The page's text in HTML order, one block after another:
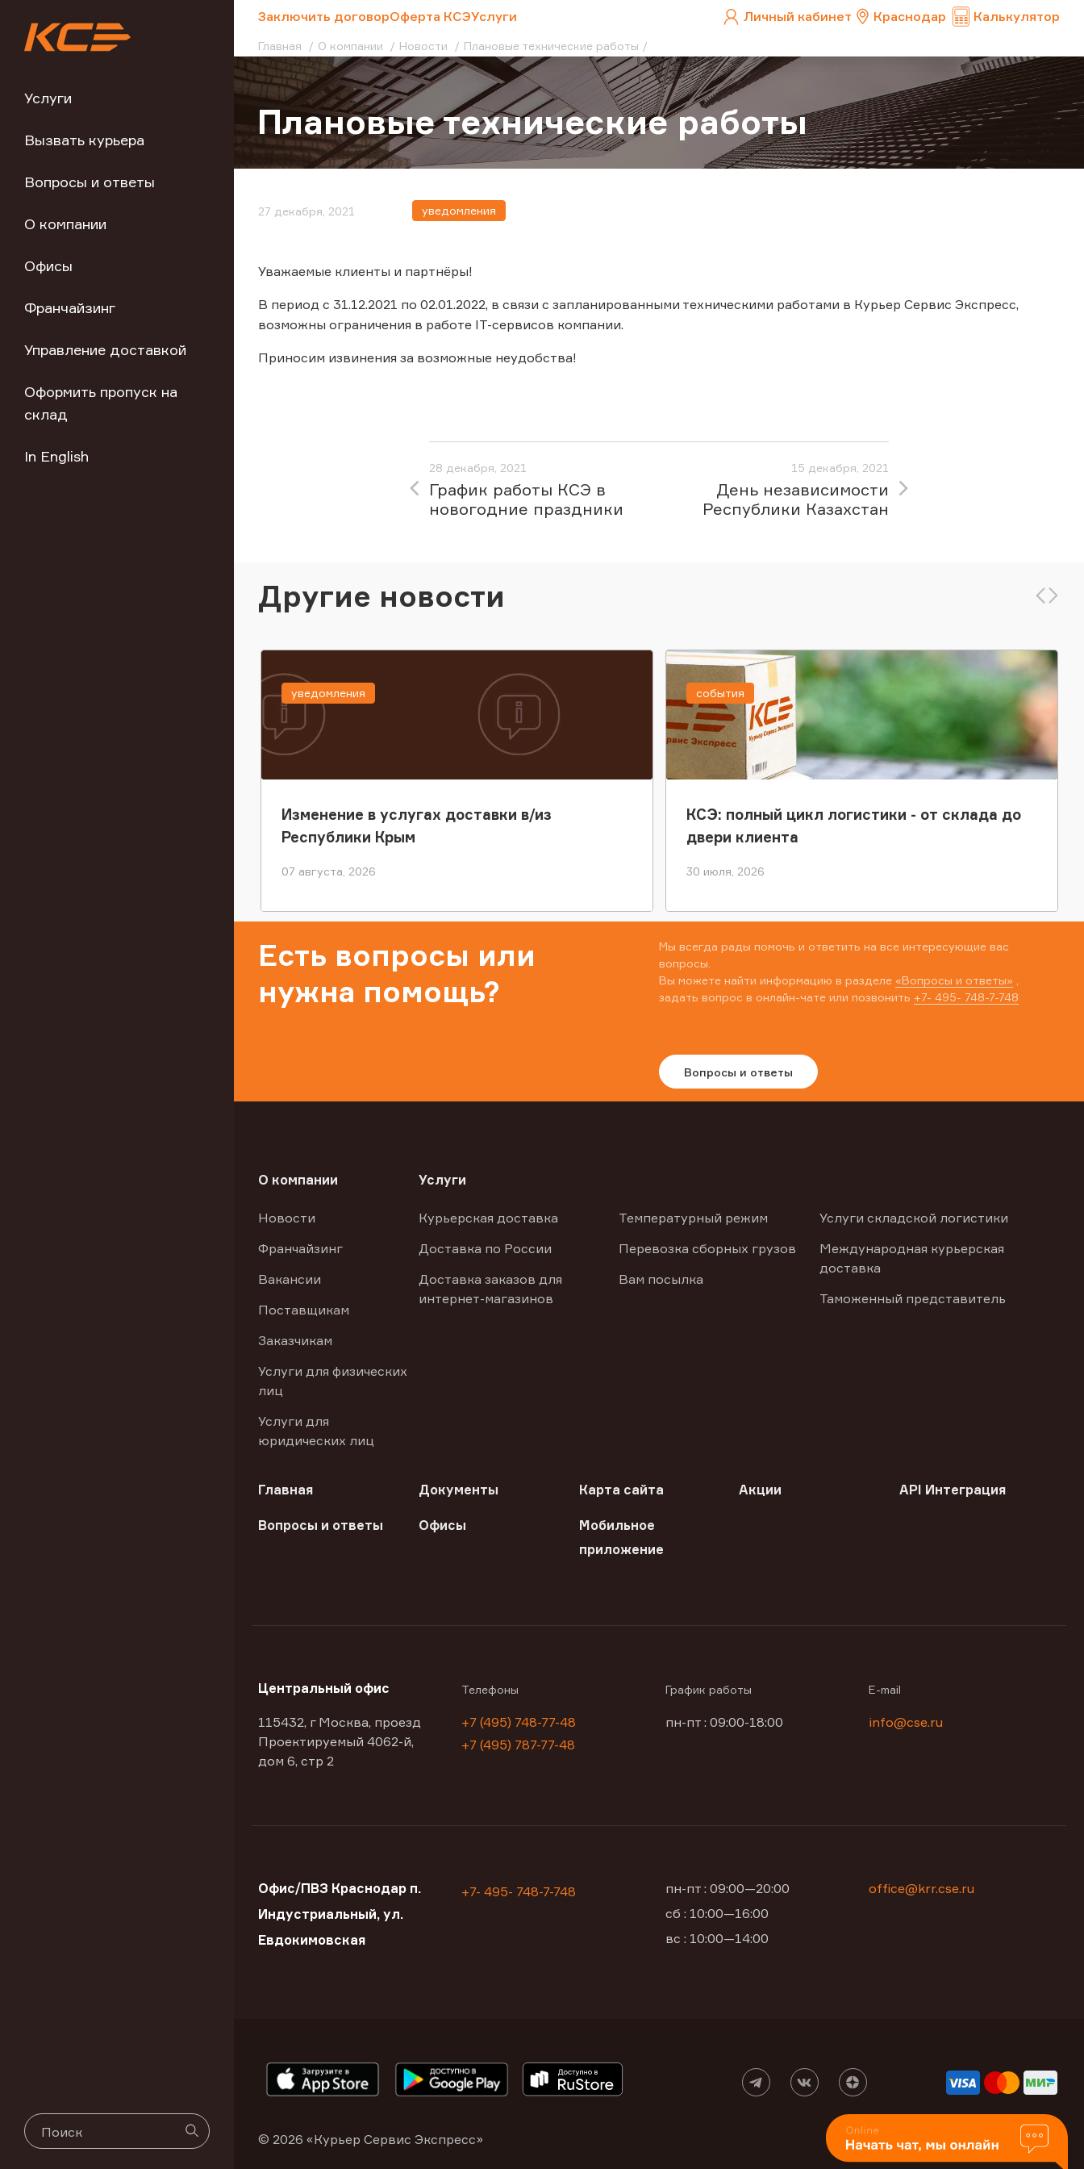
Услуги
Вызвать курьера
Вопросы и ответы
О компании
Офисы
Франчайзинг
Управление доставкой
Оформить пропуск на
склад
In English
Заключить договорОферта КСЭУслуги Личный кабинет Краснодар Калькулятор
Главная О компании Новости Плановые технические работы
Плановые технические работы
27 декабря, 2021 уведомления
Уважаемые клиенты и партнёры!
В период с 31.12.2021 по 02.01.2022, в связи с запланированными техническими работами в Курьер Сервис Экспресс,
возможны ограничения в работе IT-сервисов компании.
Приносим извинения за возможные неудобства!
28 декабря, 2021
График работы КСЭ в
новогодние праздники
15 декабря, 2021
День независимости
Республики Казахстан
Другие новости
Изменение в услугах доставки в/из
Республики Крым
07 августа, 2026
уведомления
КСЭ: полный цикл логистики - от склада до
двери клиента
30 июля, 2026
события
Есть вопросы или
нужна помощь?
Мы всегда рады помочь и ответить на все интересующие вас
вопросы.
Вы можете найти информацию в разделе «Вопросы и ответы»
задать вопрос в онлайн-чате или позвонить +7- 495- 748-7-748
Вопросы и ответы
О компании
Новости
Франчайзинг
Вакансии
Поставщикам
Заказчикам
Услуги для физических
лиц
Услуги для
юридических лиц
Услуги
Курьерская доставка
Доставка по России
Доставка заказов для
интернет-магазинов
Температурный режим
Перевозка сборных грузов
Вам посылка
Услуги складской логистики
Международная курьерская
доставка
Таможенный представитель
Главная Документы Карта сайта Акции API Интеграция
Вопросы и ответы Офисы
Мобильное
приложение
Центральный офис
115432, г Москва, проезд
Проектируемый 4062-й,
дом 6, стр 2
Телефоны
+7 (495) 748-77-48
+7 (495) 787-77-48
График работы
пн-пт : 09:00-18:00
E-mail
info@cse.ru
Офис/ПВЗ Краснодар п.
Индустриальный, ул.
Евдокимовская
+7- 495- 748-7-748
пн-пт : 09:00—20:00
сб : 10:00—16:00
вс : 10:00—14:00
office@krr.cse.ru
© 2026 «Курьер Сервис Экспресс»